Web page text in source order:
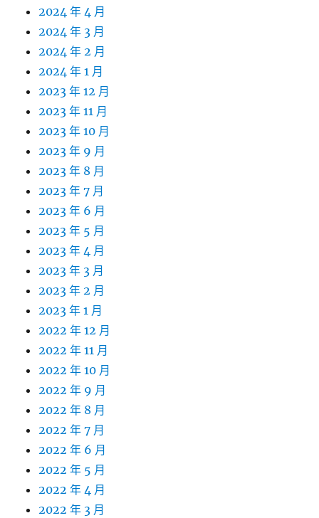
2024 年 4 月
2024 年 3 月
2024 年 2 月
2024 年 1 月
2023 年 12 月
2023 年 11 月
2023 年 10 月
2023 年 9 月
2023 年 8 月
2023 年 7 月
2023 年 6 月
2023 年 5 月
2023 年 4 月
2023 年 3 月
2023 年 2 月
2023 年 1 月
2022 年 12 月
2022 年 11 月
2022 年 10 月
2022 年 9 月
2022 年 8 月
2022 年 7 月
2022 年 6 月
2022 年 5 月
2022 年 4 月
2022 年 3 月